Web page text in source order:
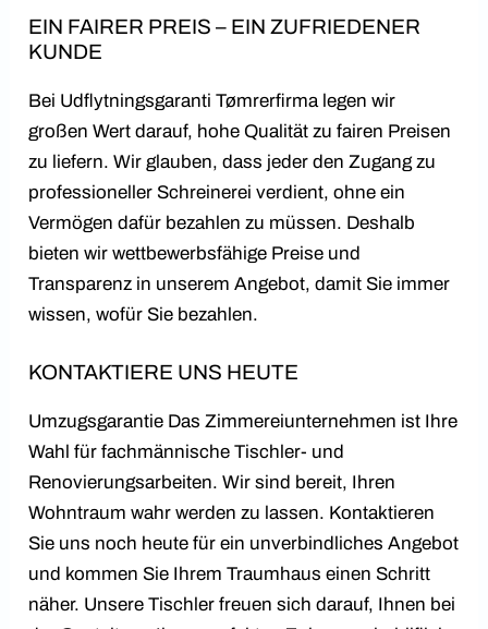
EIN FAIRER PREIS – EIN ZUFRIEDENER
KUNDE
Bei Udflytningsgaranti Tømrerfirma legen wir
großen Wert darauf, hohe Qualität zu fairen Preisen
zu liefern. Wir glauben, dass jeder den Zugang zu
professioneller Schreinerei verdient, ohne ein
Vermögen dafür bezahlen zu müssen. Deshalb
bieten wir wettbewerbsfähige Preise und
Transparenz in unserem Angebot, damit Sie immer
wissen, wofür Sie bezahlen.
KONTAKTIERE UNS HEUTE
Umzugsgarantie Das Zimmereiunternehmen ist Ihre
Wahl für fachmännische Tischler- und
Renovierungsarbeiten. Wir sind bereit, Ihren
Wohntraum wahr werden zu lassen. Kontaktieren
Sie uns noch heute für ein unverbindliches Angebot
und kommen Sie Ihrem Traumhaus einen Schritt
näher. Unsere Tischler freuen sich darauf, Ihnen bei